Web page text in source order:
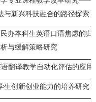
与新兴科技融合的路径探索
办本科生英语口语焦虑的归
与缓解策略研究
翻译教学自动化评估的应用
生创新创业能力的培养研究